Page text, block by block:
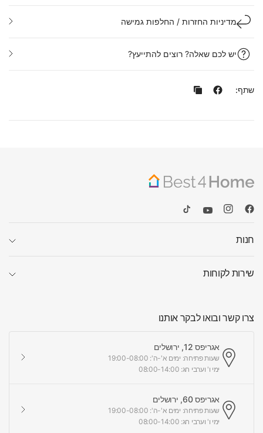
מדיניות החזרות / החלפות גמישה
יש לכם שאלה? רוצים להתייעץ?
שתף:
חנות
שירות לקוחות
צרו קשר ובואו לבקר אותנו
אגריפס 12, ירושלים
שעות פתיחה: ימים א'-ה': 19:00-08:00
ימי ו' וערבי חג: 08:00-14:00
אגריפס 60, ירושלים
שעות פתיחה: ימים א'-ה': 19:00-08:00
ימי ו' וערבי חג: 08:00-14:00